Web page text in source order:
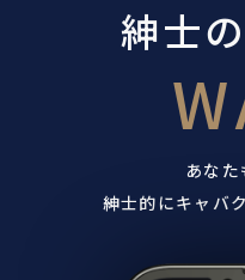
紳士
あなた
紳士的にキャバ